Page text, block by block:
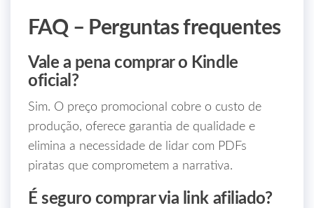
FAQ – Perguntas frequentes
Vale a pena comprar o Kindle
oficial?
Sim. O preço promocional cobre o custo de
produção, oferece garantia de qualidade e
elimina a necessidade de lidar com PDFs
piratas que comprometem a narrativa.
É seguro comprar via link afiliado?